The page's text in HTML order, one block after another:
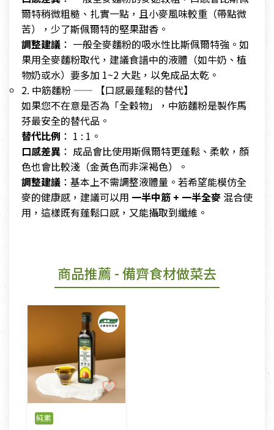
爾特稍微粗糙、扎實一點，且小麥風味較重（帶點微
苦），少了斯佩爾特的堅果甜香。
調整建議 ： 一般全麥麵粉的吸水性比斯佩爾特強。如
果用全麥麵粉取代，建議食譜中的液體（如牛奶、植
物奶或水）要多加 1~2 大匙，以免成品太乾。
2. 中筋麵粉 —— 【口感最蓬鬆的替代】
如果您不在意是否為「全穀物」，中筋麵粉是製作馬
芬最安全的替代品。
替代比例 ： 1 : 1。
口感差異 ： 成品會比使用斯佩爾特更蓬鬆、柔軟，顏
色也會比較淺（金黃色而非深褐色）。
調整建議 ：基本上不需調整液體量。若希望能模仿全
麥的健康感，建議可以用 一半中筋 + 一半全麥 混合使
用，這樣既有蓬鬆口感，又能攝取到纖維。
商品推薦 - 備齊食材做菜去
純素